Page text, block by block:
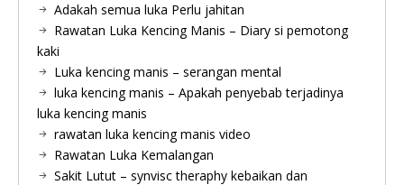
Adakah semua luka Perlu jahitan
Rawatan Luka Kencing Manis – Diary si pemotong
kaki
Luka kencing manis – serangan mental
luka kencing manis – Apakah penyebab terjadinya
luka kencing manis
rawatan luka kencing manis video
Rawatan Luka Kemalangan
Sakit Lutut – synvisc theraphy kebaikan dan